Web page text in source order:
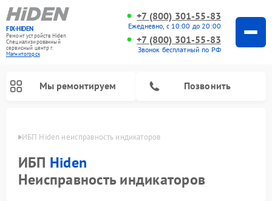
FIX-HIDEN
Ремонт устройств Hiden
Специализированный
cервисный центр г.
Магнитогорск
+7 (800) 301-55-83
Ежедневно, с 10:00 до 20:00
+7 (800) 301-55-83
Звонок бесплатный по РФ
Мы ремонтируем Позвонить
ИБП Hiden неисправность индикаторов
ИБП Hiden
Неисправность индикаторов